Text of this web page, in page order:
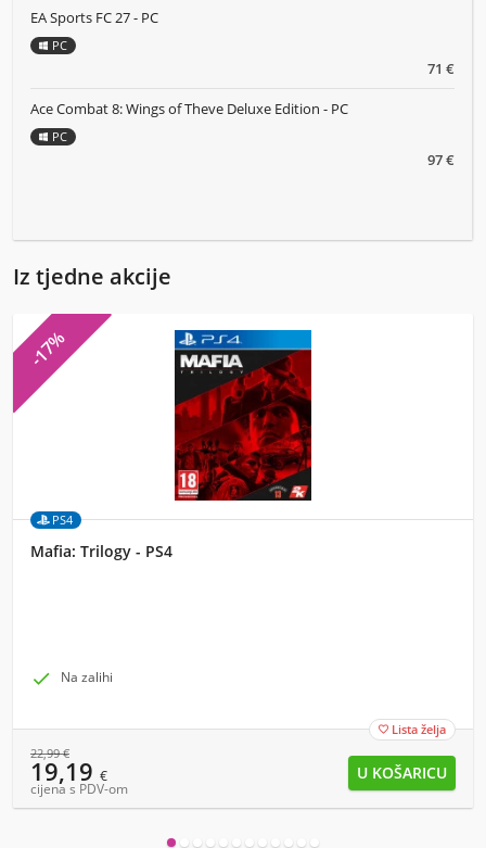
71 €
EA Sports FC 27 - PC
PC
97 €
Ace Combat 8: Wings of Theve Deluxe Edition - PC
PC
Iz tjedne akcije
-17%
PS4
Mafia: Trilogy - PS4
 Na zalihi
 Lista želja
22,99€
19,19 €
cijena s PDV-om